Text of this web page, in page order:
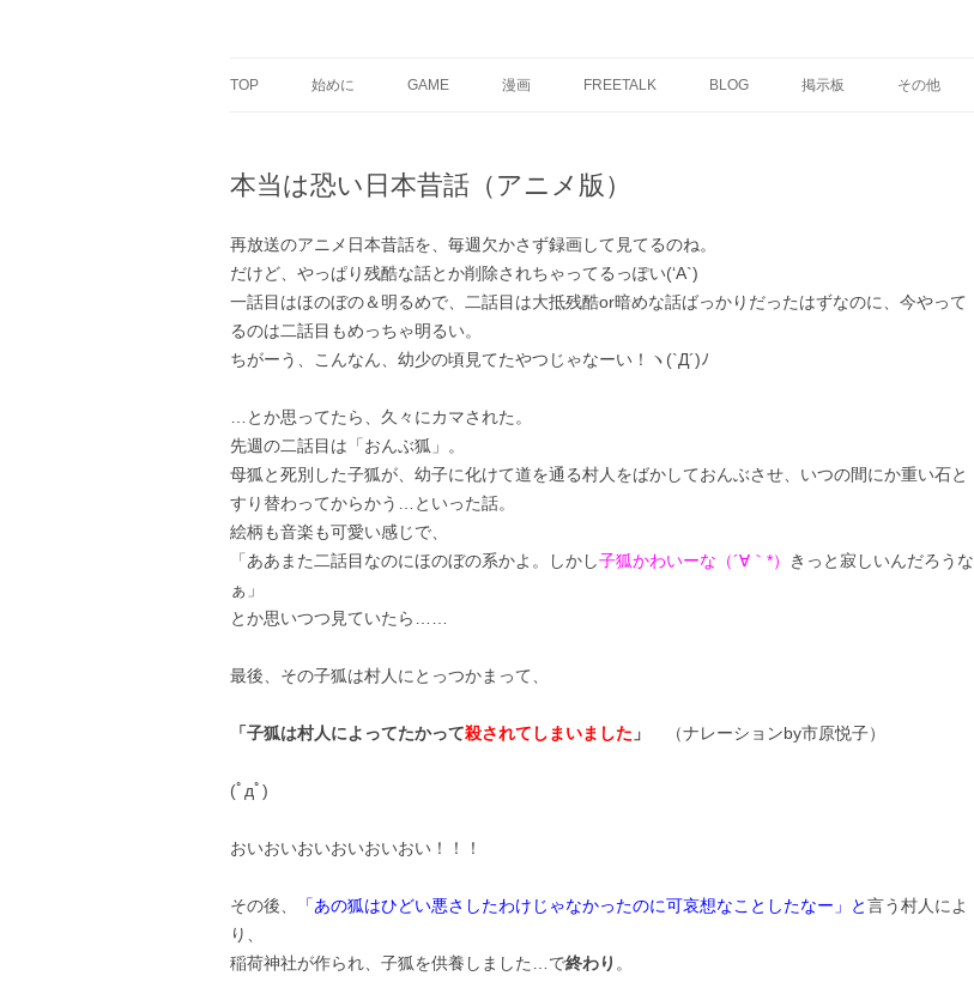
ン
TOP 始めに GAME 漫画 FREETALK BLOG 掲示板 その他
本当は恐い日本昔話（アニメ版）
再放送のアニメ日本昔話を、毎週欠かさず録画して見てるのね。
だけど、やっぱり残酷な話とか削除されちゃってるっぽい(‘A`)
一話目はほのぼの＆明るめで、二話目は大抵残酷or暗めな話ばっかりだったはずなのに、今やって
るのは二話目もめっちゃ明るい。
ちがーう、こんなん、幼少の頃見てたやつじゃなーい！ヽ(`Д´)ﾉ
…とか思ってたら、久々にカマされた。
先週の二話目は「おんぶ狐」。
母狐と死別した子狐が、幼子に化けて道を通る村人をばかしておんぶさせ、いつの間にか重い石と
すり替わってからかう…といった話。
絵柄も音楽も可愛い感じで、
「ああまた二話目なのにほのぼの系かよ。しかし子狐かわいーな（´∀｀*）
きっと寂しいんだろうな
ぁ」
とか思いつつ見ていたら……
最後、その子狐は村人にとっつかまって、
「子狐は村人によってたかって殺されてしまいました 」 （ナレーションby市原悦子）
(ﾟдﾟ)
おいおいおいおいおいおい！！！
その後、 「あの狐はひどい悪さしたわけじゃなかったのに可哀想なことしたなー」と言う村人によ
り、
稲荷神社が作られ、子狐を供養しました…で終わり 。